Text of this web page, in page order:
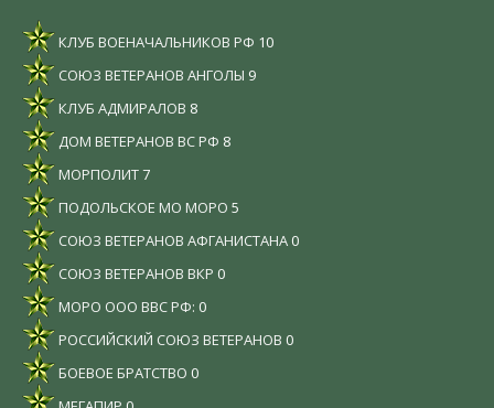
КЛУБ ВОЕНАЧАЛЬНИКОВ РФ 10
СОЮЗ ВЕТЕРАНОВ АНГОЛЫ 9
КЛУБ АДМИРАЛОВ 8
ДОМ ВЕТЕРАНОВ ВС РФ 8
МОРПОЛИТ7
ПОДОЛЬСКОЕ МО МОРО 5
СОЮЗ ВЕТЕРАНОВ АФГАНИСТАНА 0
СОЮЗ ВЕТЕРАНОВ ВКР 0
МОРО ООО ВВС РФ: 0
РОССИЙСКИЙ СОЮЗ ВЕТЕРАНОВ 0
БОЕВОЕ БРАТСТВО 0